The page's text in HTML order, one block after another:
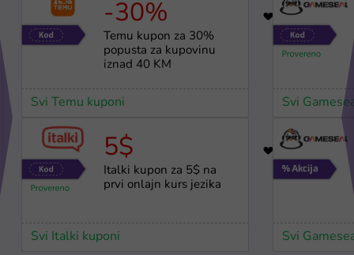
-30%
Temu kupon za 30%
popusta za kupovinu
iznad 40 KM
Svi Temu kuponi
5$
Italki kupon za 5$ na
prvi onlajn kurs jezika
Svi Italki kuponi
Svi
Svi